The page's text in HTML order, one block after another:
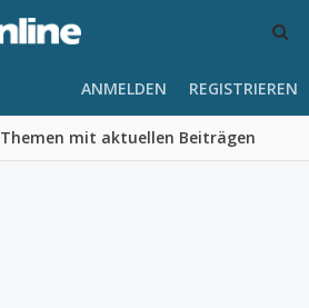
Themen mit aktuellen Beiträgen
ANMELDEN REGISTRIEREN